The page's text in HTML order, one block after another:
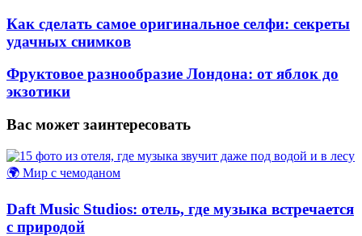
Как сделать самое оригинальное селфи: секреты
удачных снимков
Фруктовое разнообразие Лондона: от яблок до
экзотики
Вас может заинтересовать
🌍 Мир с чемоданом
Daft Music Studios: отель, где музыка встречается
с природой